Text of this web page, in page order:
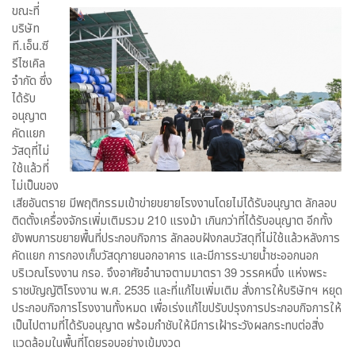
ขณะที่
บริษัท
ที.เอ็น.ซี
รีไซเคิล
จำกัด ซึ่ง
ได้รับ
อนุญาต
คัดแยก
วัสดุที่ไม่
ใช้แล้วที่
ไม่เป็นของ
เสียอันตราย มีพฤติกรรมเข้าข่ายขยายโรงงานโดยไม่ได้รับอนุญาต ลักลอบ
ติดตั้งเครื่องจักรเพิ่มเติมรวม 210 แรงม้า เกินกว่าที่ได้รับอนุญาต อีกทั้ง
ยังพบการขยายพื้นที่ประกอบกิจการ ลักลอบฝังกลบวัสดุที่ไม่ใช้แล้วหลังการ
คัดแยก การกองเก็บวัสดุภายนอกอาคาร และมีการระบายน้ำชะออกนอก
บริเวณโรงงาน กรอ. จึงอาศัยอำนาจตามมาตรา 39 วรรคหนึ่ง แห่งพระ
ราชบัญญัติโรงงาน พ.ศ. 2535 และที่แก้ไขเพิ่มเติม สั่งการให้บริษัทฯ หยุด
ประกอบกิจการโรงงานทั้งหมด เพื่อเร่งแก้ไขปรับปรุงการประกอบกิจการให้
เป็นไปตามที่ได้รับอนุญาต พร้อมกำชับให้มีการเฝ้าระวังผลกระทบต่อสิ่ง
แวดล้อมในพื้นที่โดยรอบอย่างเข้มงวด